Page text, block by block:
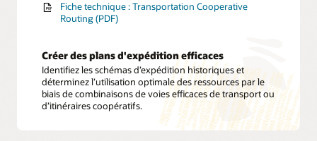
Fiche technique : Transportation Cooperative
Routing (PDF)
Créer des plans d'expédition efficaces
Identifiez les schémas d’expédition historiques et
déterminez l’utilisation optimale des ressources par le
biais de combinaisons de voies efficaces de transport ou
d’itinéraires coopératifs.